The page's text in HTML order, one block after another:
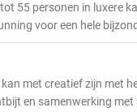
55 personen in luxere
voor een hele
met creatief zijn met
en samenwerking met